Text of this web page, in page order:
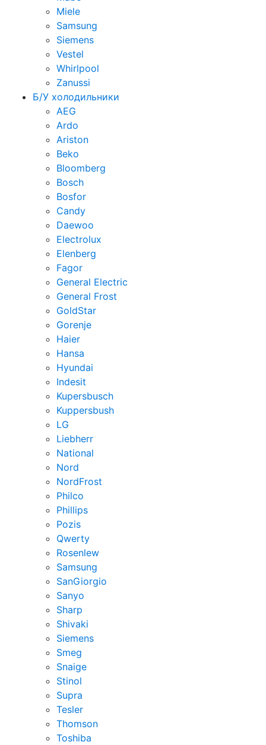
Miele
Samsung
Siemens
Vestel
Whirlpool
Zanussi
Б/У холодильники
AEG
Ardo
Ariston
Beko
Bloomberg
Bosch
Bosfor
Candy
Daewoo
Electrolux
Elenberg
Fagor
General Electric
General Frost
GoldStar
Gorenje
Haier
Hansa
Hyundai
Indesit
Kupersbusch
Kuppersbush
LG
Liebherr
National
Nord
NordFrost
Philco
Phillips
Pozis
Qwerty
Rosenlew
Samsung
SanGiorgio
Sanyo
Sharp
Shivaki
Siemens
Smeg
Snaige
Stinol
Supra
Tesler
Thomson
Toshiba